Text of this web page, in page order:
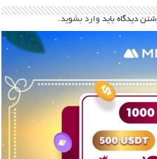
دیدگاه باید وارد بشوید.